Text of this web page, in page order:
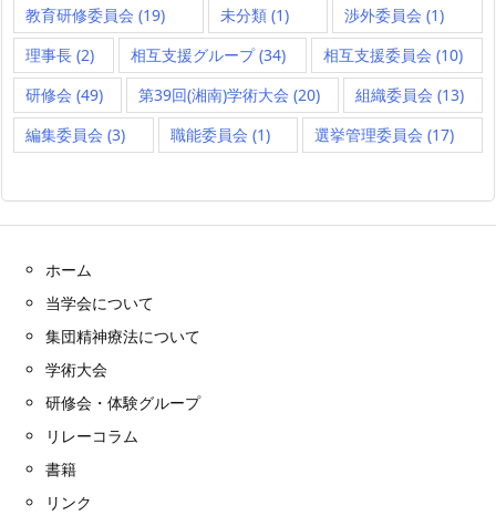
教育研修委員会 (19) 未分類 (1) 渉外委員会 (1)
理事長 (2) 相互支援グループ(34) 相互支援委員会 (10)
研修会 (49) 第39回(湘南)学術大会 (20) 組織委員会 (13)
編集委員会 (3) 職能委員会 (1) 選挙管理委員会 (17)
ホーム
当学会について
集団精神療法について
学術大会
研修会・体験グループ
リレーコラム
書籍
リンク